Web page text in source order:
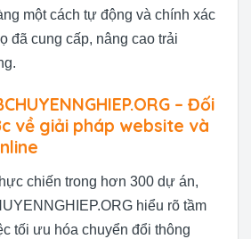
một cách tự động và chính xác
đã cung cấp, nâng cao trải
– Đối
về giải pháp website và
chiến trong hơn 300 dự án,
hiểu rõ tầm
tối ưu hóa chuyển đổi thông